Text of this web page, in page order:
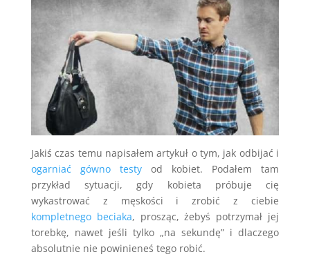
Jakiś czas temu napisałem artykuł o tym, jak odbijać i
ogarniać gówno testyod kobiet. Podałem tam
przykład sytuacji, gdy kobieta próbuje cię
wykastrować z męskości i zrobić z ciebie
kompletnego beciaka, prosząc, żebyś potrzymał jej
torebkę, nawet jeśli tylko „na sekundę” i dlaczego
absolutnie nie powinieneś tego robić.